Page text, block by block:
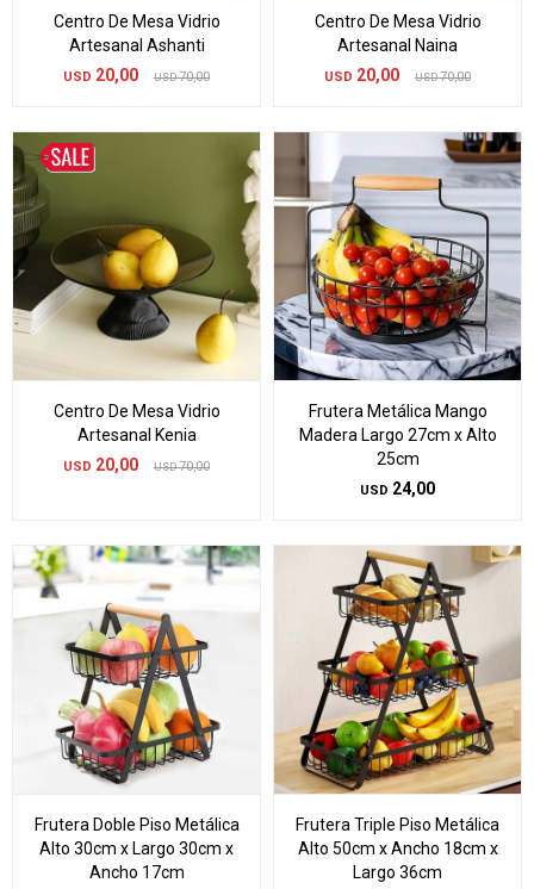
Centro De Mesa Vidrio
Artesanal Ashanti
USD 20,00 USD 70,00
Centro De Mesa Vidrio
Artesanal Naina
USD 20,00 USD 70,00
Centro De Mesa Vidrio
Artesanal Kenia
USD 20,00 USD 70,00
Frutera Metálica Mango
Madera Largo 27cm x Alto
25cm
USD 24,00
Frutera Doble Piso Metálica
Alto 30cm x Largo 30cm x
Ancho 17cm
Frutera Triple Piso Metálica
Alto 50cm x Ancho 18cm x
Largo 36cm